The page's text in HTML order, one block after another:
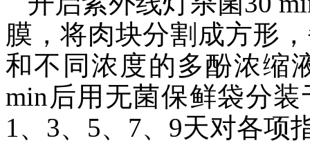
膜，将肉块分割成方形
和不同浓度的多酚浓缩
min后用无菌保鲜袋分
1、3、5、7、9天对各项